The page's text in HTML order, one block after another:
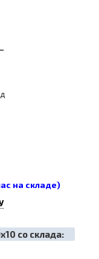
на складе)
со склада: